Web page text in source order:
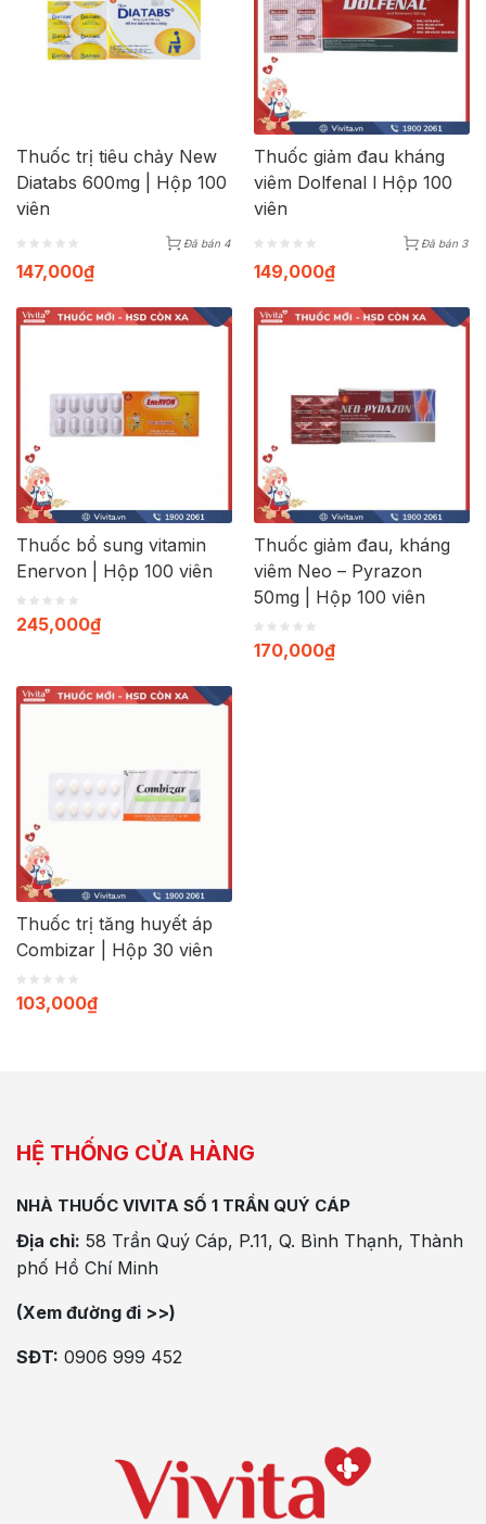
Thuốc trị tiêu chảy New
Diatabs 600mg | Hộp 100
viên
Đã bán 4
147,000₫
Thuốc giảm đau kháng
viêm Dolfenal l Hộp 100
viên
Đã bán 3
149,000₫
Thuốc bổ sung vitamin
Enervon | Hộp 100 viên
245,000₫
Thuốc giảm đau, kháng
viêm Neo – Pyrazon
50mg | Hộp 100 viên
170,000₫
Thuốc trị tăng huyết áp
Combizar | Hộp 30 viên
103,000₫
HỆ THỐNG CỬA HÀNG
NHÀ THUỐC VIVITA SỐ 1 TRẦN QUÝ CÁP
Địa chỉ: 58 Trần Quý Cáp, P.11, Q. Bình Thạnh, Thành
phố Hồ Chí Minh
(Xem đường đi >>)
SĐT: 0906 999 452